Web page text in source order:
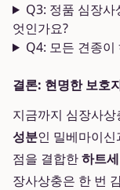
Q3: 정품 심장
엇인가요?
Q4: 모든 견종
결론: 현명한 보호
지금까지 심장사
성분인 밀베마이
점을 결합한하트
장사상충은 한 번